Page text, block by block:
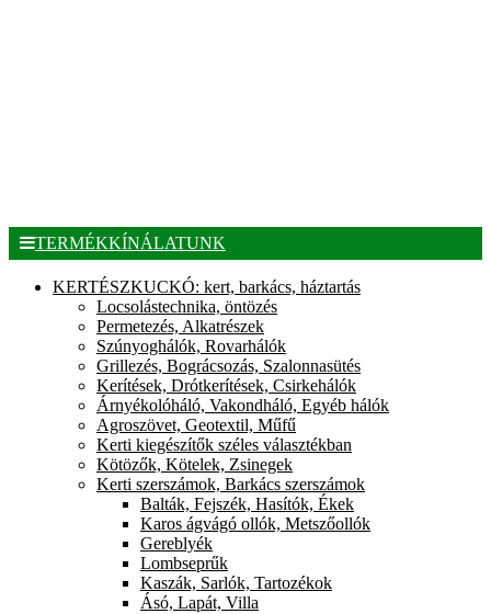
TERMÉKKÍNÁLATUNK
KERTÉSZKUCKÓ: kert, barkács, háztartás
Locsolástechnika, öntözés
Permetezés, Alkatrészek
Szúnyoghálók, Rovarhálók
Grillezés, Bográcsozás, Szalonnasütés
Kerítések, Drótkerítések, Csirkehálók
Árnyékolóháló, Vakondháló, Egyéb hálók
Agroszövet, Geotextil, Műfű
Kerti kiegészítők széles választékban
Kötözők, Kötelek, Zsinegek
Kerti szerszámok, Barkács szerszámok
Balták, Fejszék, Hasítók, Ékek
Karos ágvágó ollók, Metszőollók
Gereblyék
Lombseprűk
Kaszák, Sarlók, Tartozékok
Ásó, Lapát, Villa